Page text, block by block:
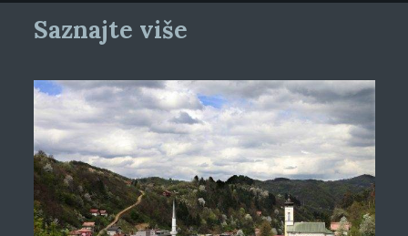
Saznajte više